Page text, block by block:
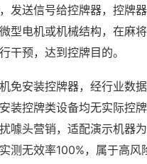
发送信号给控牌器，控牌
型电机或机械结构，在麻
干预，达到控牌目的。
免安装控牌器，经行业数
装控牌类设备均无实际控
噱头营销，适配演示机器为
测无效率100%，属于高风